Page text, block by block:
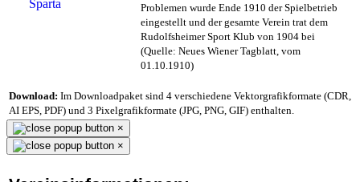
Problemen wurde Ende 1910 der Spielbetrieb
eingestellt und der gesamte Verein trat dem
Rudolfsheimer Sport Klub von 1904 bei
(Quelle: Neues Wiener Tagblatt, vom
01.10.1910)
Download: Im Downloadpaket sind 4 verschiedene Vektorgrafikformate (CDR,
AI EPS, PDF) und 3 Pixelgrafikformate (JPG, PNG, GIF) enthalten.
×
×